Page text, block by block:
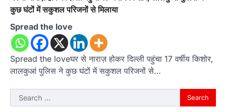
कुछ घंटों में सकुशल परिजनों से मिलाया
Spread the love
Spread the loveघर से नाराज़ होकर दिल्ली पहुंचा 17 वर्षीय किशोर,
लालकुआं पुलिस ने कुछ घंटों में सकुशल परिजनों से…
Search
for: